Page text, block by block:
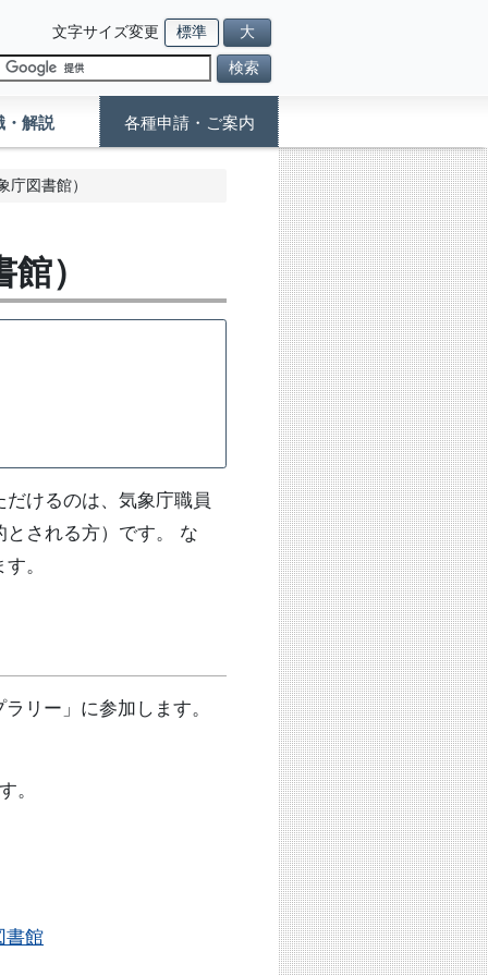
文字サイズ変更 標準 大
検索
・解説 各種申請・ご案内
図書館）
）
けるのは、気象庁職員
される方）です。 な
。
リー」に参加します。
。
書館